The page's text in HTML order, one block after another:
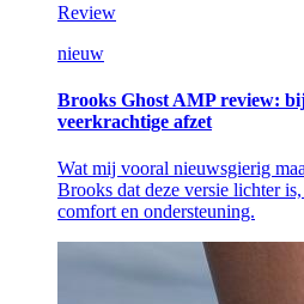
Review
nieuw
Brooks Ghost AMP review:
veerkrachtige afzet
Wat mij vooral nieuwsgierig
Brooks dat deze versie lichter
comfort en ondersteuning.